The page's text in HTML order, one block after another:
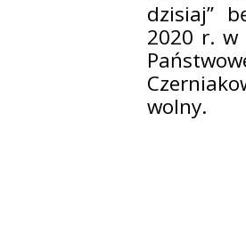
dzisiaj”
2020 r. w
wolny.